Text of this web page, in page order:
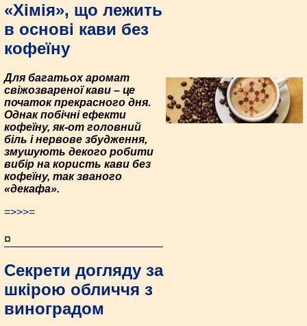
«Хімія», що лежить
в основі кави без
кофеїну
Для багатьох аромат
свіжозвареної кави – це
початок прекрасного дня.
Однак побічні ефекти
кофеїну, як-от головний
біль і нервове збудження,
змушують декого робити
вибір на користь кави без
кофеїну, так званого
«декафа».
=>>>=
¤
Секрети догляду за
шкірою обличчя з
виноградом